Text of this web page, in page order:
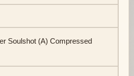
Soulshot (A) Compressed